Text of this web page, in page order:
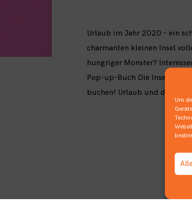
Um
Urlaub im Jahr 2020 – ein
charmanten kleinen Insel
hungriger Monster?
Pop-up-Buch Die Insel der
buchen! Urlaub und die